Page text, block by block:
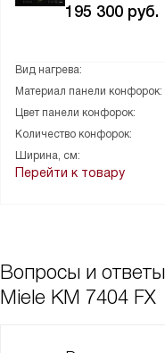
195 300 руб.
Вид нагрева:
Материал панели конфорок:
Цвет панели конфорок:
Количество конфорок:
Ширина, см:
Перейти к товару
Вопросы и
Miele KM 7404 FX